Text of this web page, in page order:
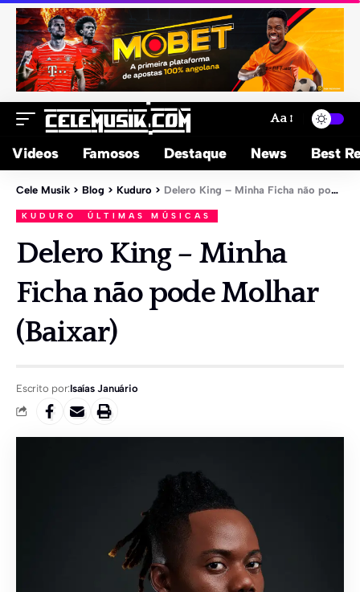
Aa
Videos Famosos Destaque News Best
Cele Musik > Blog > Kuduro > Delero King – Minha Ficha não pode Molhar (Baixar)
KUDURO ÚLTIMAS MÚSICAS
Delero King – Minha
Ficha não pode Molhar
(Baixar)
Escrito por:Isaías Januário